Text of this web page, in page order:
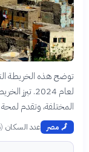
توضح هذه الخريطة
لعام 2024.
المختلفة، وتقدم لمحة
🗾 مصر عدد السكان (